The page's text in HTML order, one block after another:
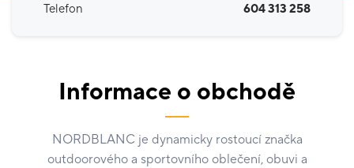
Telefon
604 313 258
Informace o obchodě
NORDBLANC je dynamicky rostoucí značka
outdoorového a sportovního oblečení, obuvi a